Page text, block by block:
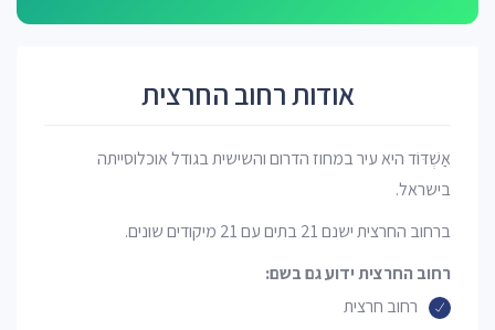
אודות רחוב החרצית
אַשְׁדּוֹד היא עיר במחוז הדרום והשישית בגודל אוכלוסייתה
בישראל.
ברחוב החרצית ישנם 21 בתים עם 21 מיקודים שונים.
רחוב החרצית ידוע גם בשם:
רחוב חרצית